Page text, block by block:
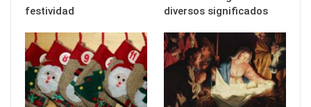
festividad
diversos significados